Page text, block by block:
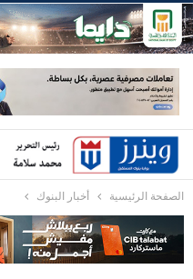
الصفحة الرئيسية أخبار البنوك